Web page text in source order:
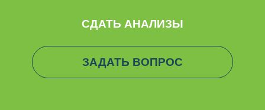
СДАТЬ АНАЛИЗЫ
ЗАДАТЬ ВОПРОС